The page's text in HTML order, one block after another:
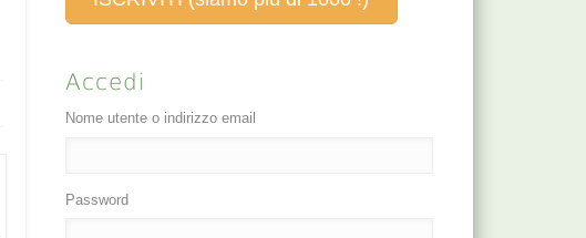
Accedi
Nome utente o indirizzo email
Password